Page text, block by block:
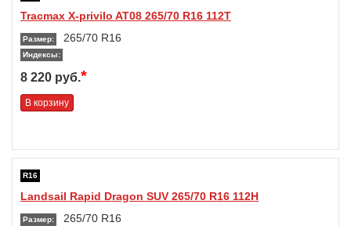
Tracmax X-privilo AT08 265/70 R16 112T
Размер: 265/70 R16
Индексы:
8 220 руб.*
В корзину
R16
Landsail Rapid Dragon SUV 265/70 R16 112H
Размер: 265/70 R16